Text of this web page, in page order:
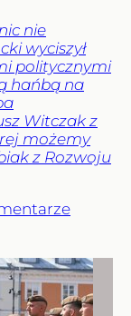
nie
wyciszył
politycznymi
hańbą na
Witczak z
możemy
z Rozwoju